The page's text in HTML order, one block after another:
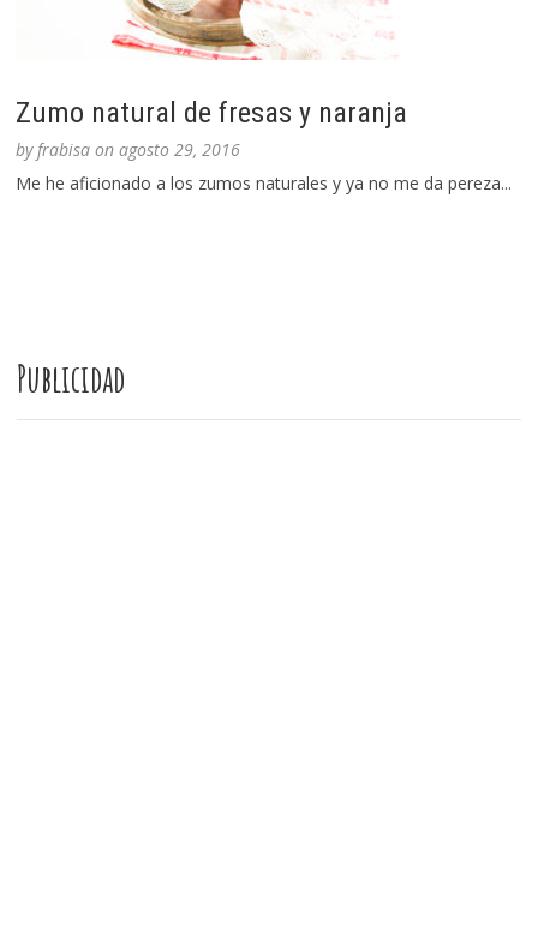
Zumo natural de fresas y naranja
byfrabisa onagosto 29, 2016
Me he aficionado a los zumos naturales y ya no me da pereza...
Publicidad